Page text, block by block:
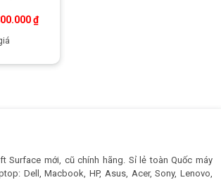
gốc là: 2.100.000 ₫.
₫Giá hiện tại là: 1.800.000 ₫.
Surface mới, cũ chính hãng. Sỉ lẻ toàn Quốc máy
Dell, Macbook, HP, Asus, Acer, Sony, Lenovo,